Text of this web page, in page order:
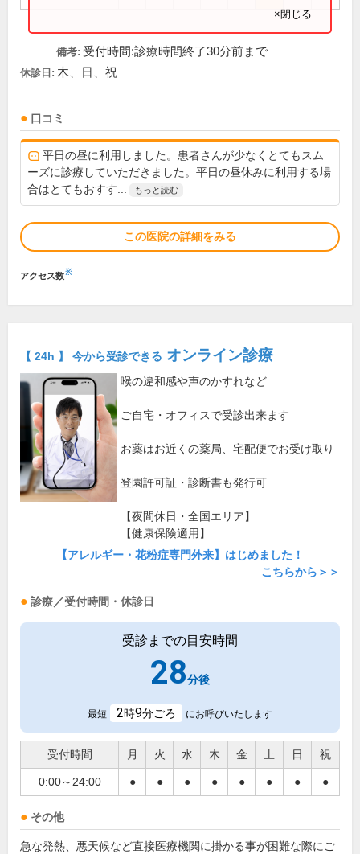
×閉じる
備考: 受付時間:診療時間終了30分前まで
休診日: 木、日、祝
口コミ
平日の昼に利用しました。患者さんが少なくとてもスム
ーズに診療していただきました。平日の昼休みに利用する場
合はとてもおすす...
もっと読む
この医院の詳細をみる
アクセス数※
【 24h 】 今から受診できる オンライン診療
喉の違和感や声のかすれなど
ご自宅・オフィスで受診出来ます
お薬はお近くの薬局、宅配便でお受け取り
登園許可証・診断書も発行可
【夜間休日・全国エリア】
【健康保険適用】
【アレルギー・花粉症専門外来】はじめました！
こちらから＞＞
診療／受付時間・休診日
受診までの目安時間
28分後
最短 2時9分ごろ にお呼びいたします
受付時間 月 火 水 木 金 土 日 祝
0:00～24:00 ● ● ● ● ● ● ● ●
その他
急な発熱、悪天候など直接医療機関に掛かる事が困難な際にご